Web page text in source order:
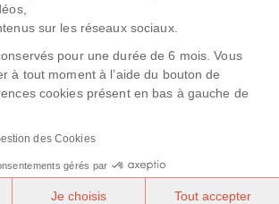
sur les réseaux sociaux.
pour une durée de 6 mois. Vous
à tout moment à l’aide du bouton de
cookies présent en bas à gauche de
des Cookies
gérés par
Je choisis Tout accepter